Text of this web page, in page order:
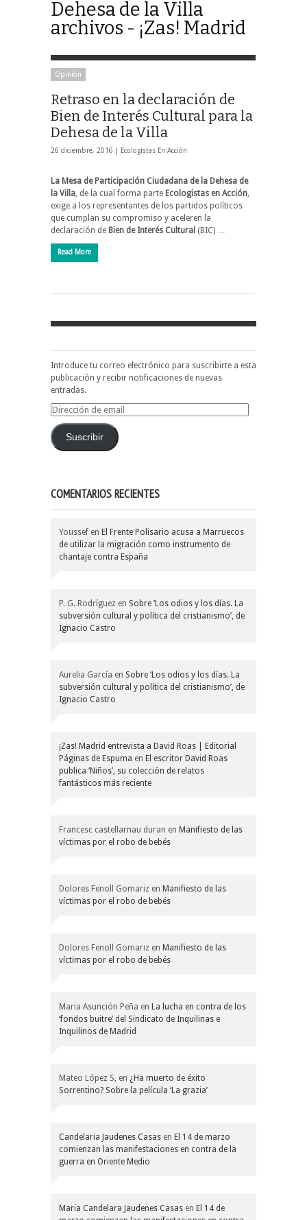
Dehesa de la Villa
archivos - ¡Zas! Madrid
Opinión
Retraso en la declaración de
Bien de Interés Cultural para la
Dehesa de la Villa
26 diciembre, 2016 | Ecologistas En Acción
La Mesa de Participación Ciudadana de la Dehesa de
la Villa , de la cual forma parte Ecologistas en Acción
exige a los representantes de los partidos políticos
que cumplan su compromiso y aceleren la
declaración de Bien de Interés Cultural (BIC) …
Read More
Introduce tu correo electrónico para suscribirte a esta
publicación y recibir notificaciones de nuevas
entradas.
Dirección
emailSuscribir
COMENTARIOS RECIENTES
Youssef en El Frente Polisario acusa a Marruecos
de utilizar la migración como instrumento de
chantaje contra España
P. G. Rodríguez en Sobre ‘Los odios y los días. La
subversión cultural y política del cristianismo’, de
Ignacio Castro
Aurelia García en Sobre ‘Los odios y los días. La
subversión cultural y política del cristianismo’, de
Ignacio Castro
¡Zas! Madrid entrevista a David Roas | Editorial
Páginas de Espuma en El escritor David Roas
publica ‘Niños’, su colección de relatos
fantásticos más reciente
Francesc castellarnau duran en Manifiesto de las
víctimas por el robo de bebés
Dolores Fenoll Gomariz en Manifiesto de las
víctimas por el robo de bebés
Dolores Fenoll Gomariz en Manifiesto de las
víctimas por el robo de bebés
Maria Asunción Peña en La lucha en contra de los
‘fondos buitre’ del Sindicato de Inquilinas e
Inquilinos de Madrid
Mateo López S, en ¿Ha muerto de éxito
Sorrentino? Sobre la película ‘La grazia’
Candelaria Jaudenes Casas en El 14 de marzo
comienzan las manifestaciones en contra de la
guerra en Oriente Medio
Maria Candelara Jaudenes Casas en El 14 de